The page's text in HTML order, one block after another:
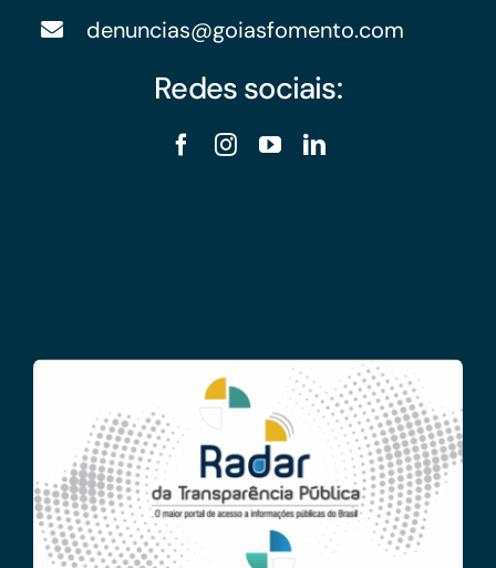
denuncias@goiasfomento.com
Redes sociais: